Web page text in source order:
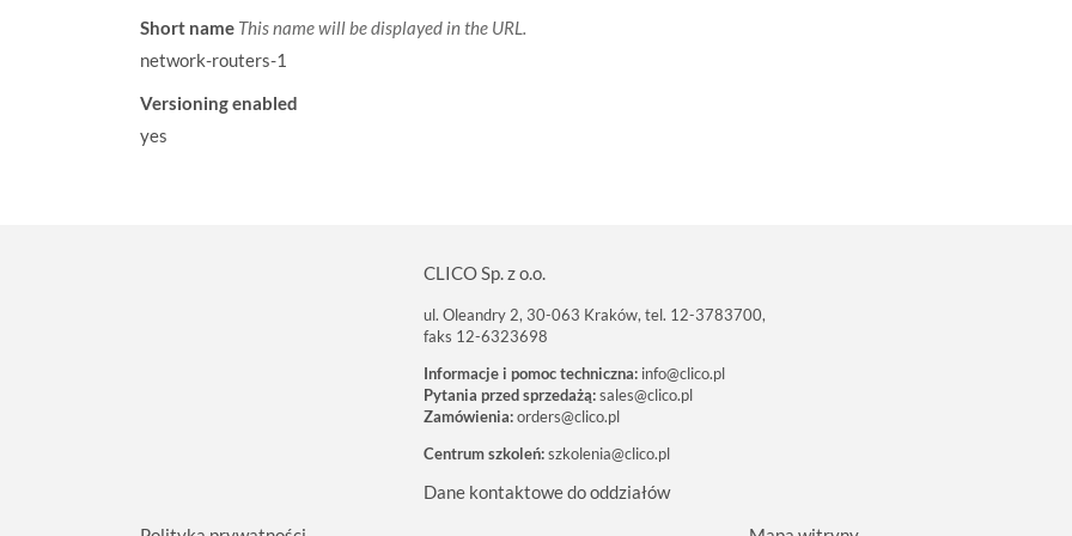
Short name This name will be displayed in the URL.
network-routers-1
Versioning enabled
yes
CLICO Sp. z o.o.
ul. Oleandry 2, 30-063 Kraków, tel. 12-3783700,
faks 12-6323698
Informacje i pomoc techniczna: info@clico.pl
Pytania przed sprzedażą:sales@clico.pl
Zamówienia:orders@clico.pl
Centrum szkoleń:szkolenia@clico.pl
Dane kontaktowe do oddziałów